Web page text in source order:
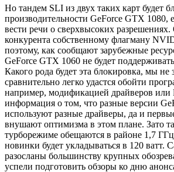
Но тандем SLI из двух таких карт будет
производительности GeForce GTX 1080,
вести речи о сверхвысоких разрешениях.
конкурента собственному флагману
поэтому, как сообщают зарубежные
GeForce GTX 1060 не будет
Какого рода будет эта блокировка, мы не
сравнительно легко удастся обойти
например, модификацией драйверов или
информация о том, что разные версии
используют разные драйверы, да и
внушают оптимизма в этом плане. Зато
турборежиме обещаются в районе 1,7
новинки будет укладываться в 120 ватт.
разосланы большинству крупных
успели подготовить обзоры ко дню